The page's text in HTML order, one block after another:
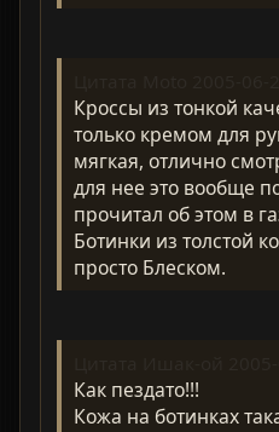
Кроссы из тонкой
только кремом для
мягкая, отлично
для нее это вообще
прочитал об этом в
Ботинки из толстой
просто Блеском.
Как пездато!!!
Кожа на ботинках